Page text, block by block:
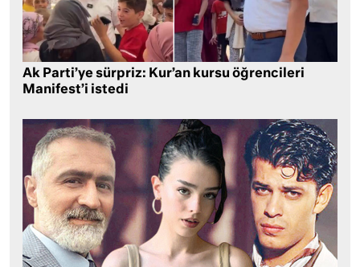
Ak Parti’ye sürpriz: Kur’an kursu öğrencileri
Manifest’i istedi